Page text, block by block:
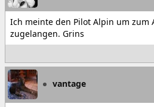
Ich meinte den Pilot Alpin um zum
zugelangen. Grins
vantage